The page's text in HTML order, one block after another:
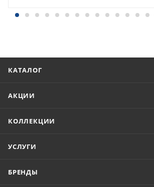
КАТАЛОГ
АКЦИИ
КОЛЛЕКЦИИ
УСЛУГИ
БРЕНДЫ